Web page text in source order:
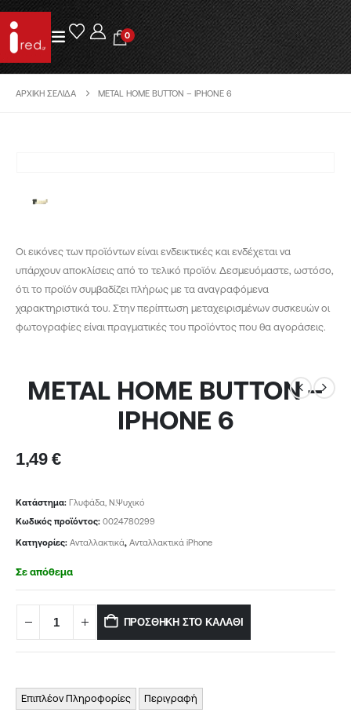
0
ΑΡΧΙΚΉ ΣΕΛΊΔΑ METAL HOME BUTTON – IPHONE 6
Οι εικόνες των προϊόντων είναι ενδεικτικές και ενδέχεται να
υπάρχουν αποκλίσεις από το τελικό προϊόν. Δεσμευόμαστε, ωστόσο,
ότι το προϊόν συμβαδίζει πλήρως με τα αναγραφόμενα
χαρακτηριστικά του. Στην περίπτωση μεταχειρισμένων συσκευών οι
φωτογραφίες είναι πραγματικές του προϊόντος που θα αγοράσεις.
METAL HOME BUTTON –
IPHONE 6
1,49 €
Κατάστημα: Γλυφάδα, Ν.Ψυχικό
Κωδικός προϊόντος: 0024780299
Κατηγορίες: Ανταλλακτικά, Ανταλλακτικά iPhone
Σε απόθεμα
ΠΡΟΣΘΉΚΗ ΣΤΟ ΚΑΛΆΘΙ
Επιπλέον Πληροφορίες Περιγραφή